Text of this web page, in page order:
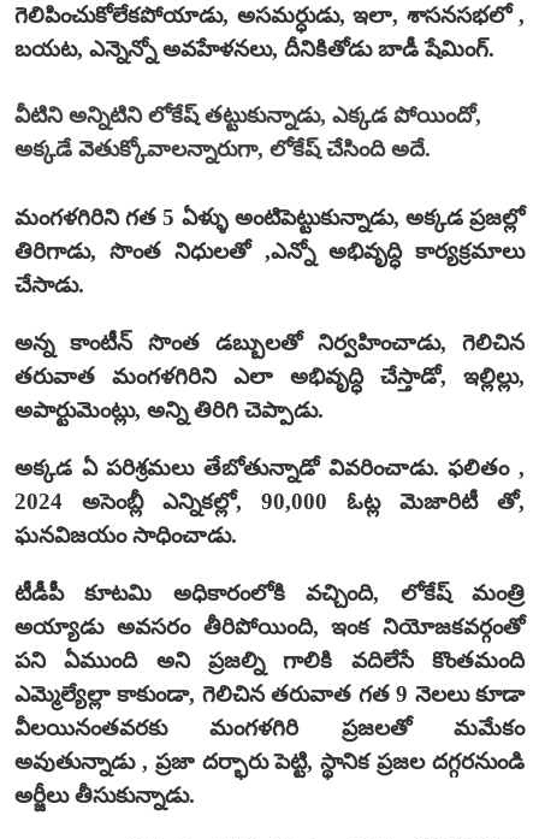
గెలిపించుకోలేకపోయాడు, అసమర్ధుడు, ఇలా, శాసనసభలో ,
బయట, ఎన్నెన్నో అవహేళనలు, దీనికితోడు బాడీ షేమింగ్.
వీటిని అన్నిటిని లోకేష్ తట్టుకున్నాడు, ఎక్కడ పోయిందో,
అక్కడే వెతుక్కోవాలన్నారుగా, లోకేష్ చేసింది అదే.
మంగళగిరిని గత 5 ఏళ్ళు అంటిపెట్టుకున్నాడు, అక్కడ ప్రజల్లో
తిరిగాడు, సొంత నిధులతో ,ఎన్నో అభివృద్ధి కార్యక్రమాలు
చేసాడు.
అన్న కాంటీన్ సొంత డబ్బులతో నిర్వహించాడు, గెలిచిన
తరువాత మంగళగిరిని ఎలా అభివృద్ధి చేస్తాడో, ఇల్లిల్లు,
అపార్టుమెంట్లు, అన్ని తిరిగి చెప్పాడు.
అక్కడ ఏ పరిశ్రమలు తేబోతున్నాడో వివరించాడు. ఫలితం ,
2024 అసెంబ్లీ ఎన్నికల్లో, 90,000 ఓట్ల మెజారిటీ తో,
ఘనవిజయం సాధించాడు.
టీడీపీ కూటమి అధికారంలోకి వచ్చింది, లోకేష్ మంత్రి
అయ్యాడు అవసరం తీరిపోయింది, ఇంక నియోజకవర్గంతో
పని ఏముంది అని ప్రజల్ని గాలికి వదిలేసే కొంతమంది
ఎమ్మెల్యేల్లా కాకుండా, గెలిచిన తరువాత గత 9 నెలలు కూడా
వీలయినంతవరకు మంగళగిరి ప్రజలతో మమేకం
అవుతున్నాడు , ప్రజా దర్భారు పెట్టి, స్థానిక ప్రజల దగ్గరనుండి
అర్జీలు తీసుకున్నాడు.